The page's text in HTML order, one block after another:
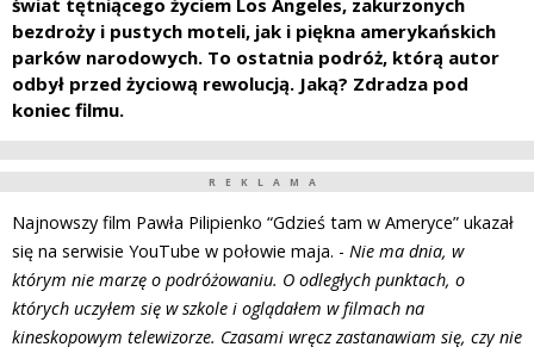
świat tętniącego życiem Los Angeles, zakurzonych
bezdroży i pustych moteli, jak i piękna amerykańskich
parków narodowych. To ostatnia podróż, którą autor
odbył przed życiową rewolucją. Jaką? Zdradza pod
koniec filmu.
REKLAMA
Najnowszy film Pawła Pilipienko “Gdzieś tam w Ameryce” ukazał
się na serwisie YouTube w połowie maja. - Nie ma dnia, w
którym nie marzę o podróżowaniu. O odległych punktach, o
których uczyłem się w szkole i oglądałem w filmach na
kineskopowym telewizorze. Czasami wręcz zastanawiam się, czy nie